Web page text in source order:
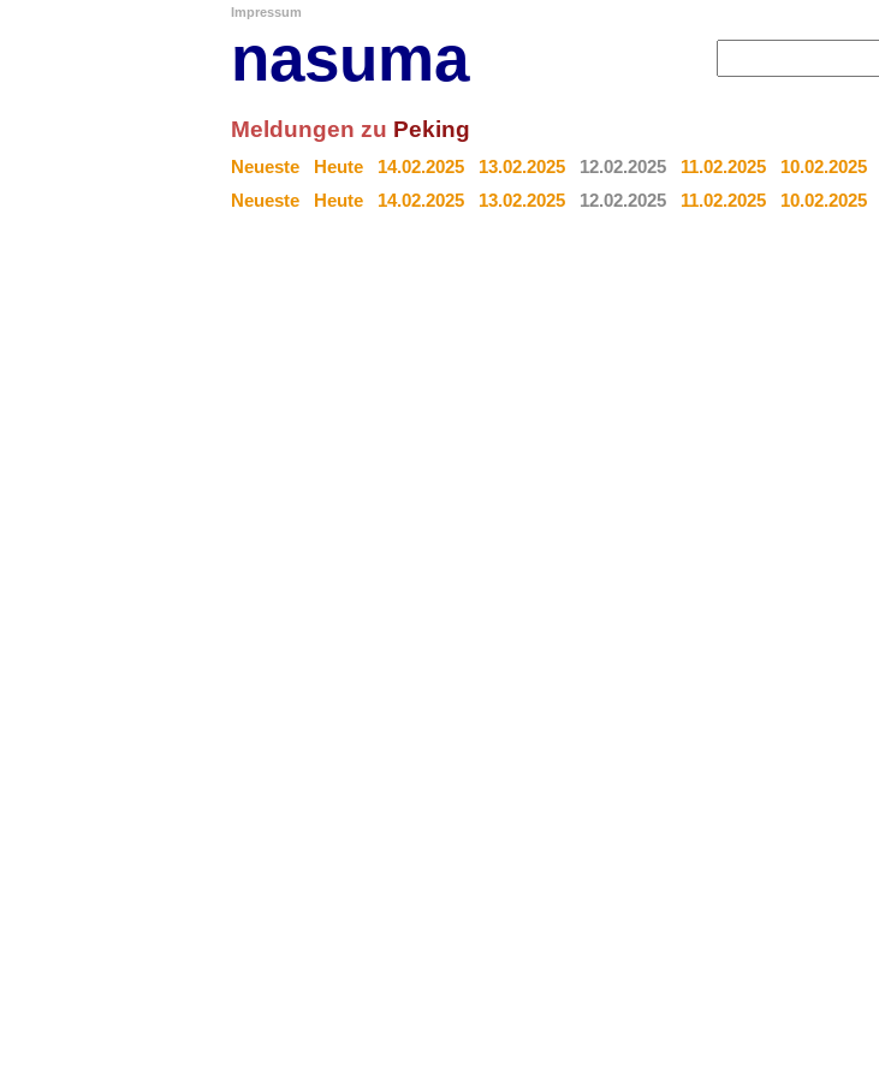
Impressum
nasuma
Meldungen zu Peking
Neueste Heute 14.02.2025 13.02.2025 12.02.2025 11.02.2025 10.02.2025
Neueste
Heute 14.02.2025 13.02.2025 12.02.2025 11.02.2025 10.02.2025